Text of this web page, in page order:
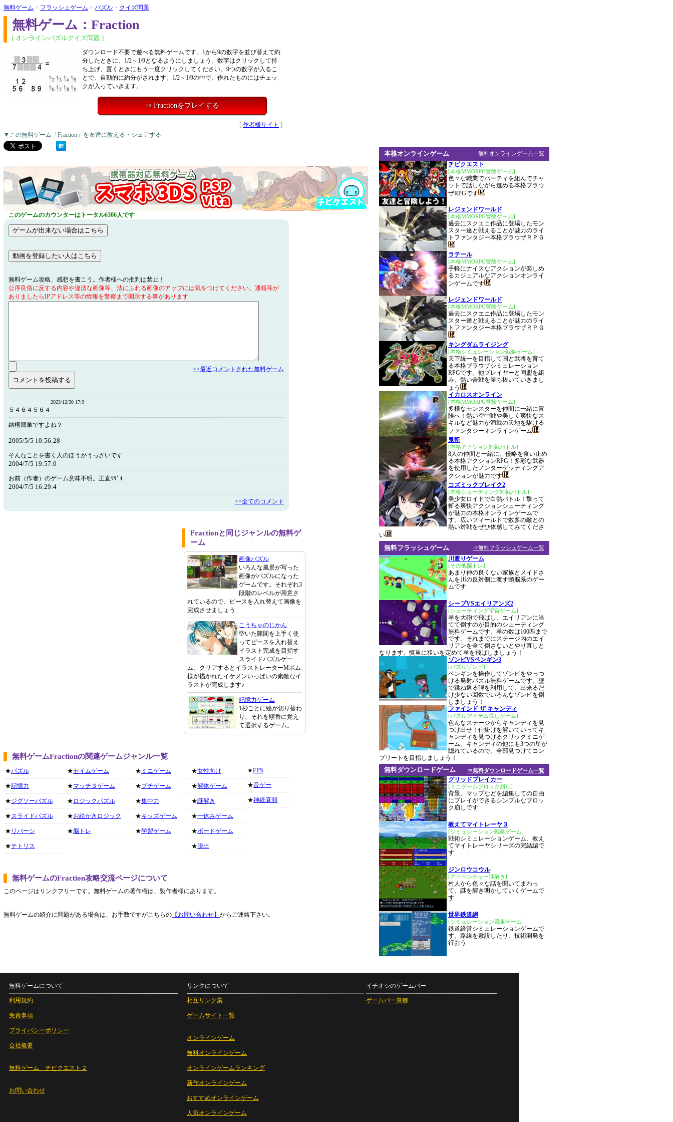
無料ゲーム > フラッシュゲーム > パズル > クイズ問題
無料ゲーム：Fraction
[ オンラインパズルクイズ問題 ]
ダウンロード不要で遊べる無料ゲームです。1から9の数字を並び替えて約
分したときに、1/2～1/9となるようにしましょう。数字はクリックして持
ち上げ、置くときにもう一度クリックしてください。9つの数字が入るこ
とで、自動的に約分がされます。1/2～1/9の中で、作れたものにはチェッ
クが入っていきます。
⇒ Fractionをプレイする
[ 作者様サイト ]
▼この無料ゲーム「Fraction」を友達に教える・シェアする
このゲームのカウンターはトータル6306人です
無料ゲーム攻略、感想を書こう。作者様への批判は禁止！
公序良俗に反する内容や違法な画像等、法にふれる画像のアップには気をつけてください。通報等が
ありましたらIPアドレス等の情報を警察まで開示する事があります
>>最近コメントされた無料ゲーム
2023/12/30 17:9
５４６４５６４
結構簡単ですよね？
2005/5/5 10:56:28
そんなことを書く人のほうがうっざいです
2004/7/5 19:57:0
お前（作者）のゲーム意味不明。正直ｳｻﾞｲ
2004/7/5 16:29:4
>>全てのコメント
Fractionと同じジャンルの無料ゲ
ーム
画像パズル
いろんな風景が写った
画像がパズルになった
ゲームです。それぞれ3
段階のレベルが用意さ
れているので、ピースを入れ替えて画像を
完成させましょう
こうちゃのじかん
空いた隙間を上手く使
ってピースを入れ替え
イラスト完成を目指す
スライドパズルゲー
ム。クリアするとイラストレーターMポム
様が描かれたイケメンいっぱいの素敵なイ
ラストが完成します♪
記憶力ゲーム
1秒ごとに絵が切り替わ
り、それを順番に覚え
て選択するゲーム。
無料ゲームFractionの関連ゲームジャンル一覧
★パズル
★記憶力
★ジグソーパズル
★スライドパズル
★ リバーシ
★テトリス
★セイムゲーム
★マッチ３ゲーム
★ ロジックパズル
★お絵かきロジック
★脳トレ
★ ミニゲーム
★プチゲーム
★集中力
★キッズゲーム
★学習ゲーム
★女性向け
★解体ゲーム
★謎解き
★一休みゲーム
★ボードゲーム
★ 脱出
★FPS
★音ゲー
★神経衰弱
無料ゲームのFraction攻略交流ページについて
このページはリンクフリーです。無料ゲームの著作権は、製作者様にあります。
無料ゲームの紹介に問題がある場合は、お手数ですがこちらの 【お問い合わせ】 からご連絡下さい。
無料オンラインゲーム一覧
本格オンラインゲーム
チビクエスト
[本格MMORPG冒険ゲーム]
色々な職業でパーティを組んでチャ
ットで話しながら進める本格ブラウ
ザRPGです
レジェンドワールド
[本格MMORPG冒険ゲーム]
過去にスクエニ作品に登場したモン
スター達と戦えることが魅力のライ
トファンタジー本格ブラウザＲＰＧ
ラテール
[本格MMORPG冒険ゲーム]
手軽にナイスなアクションが楽しめ
るカジュアルなアクションオンライ
ンゲームです
レジェンドワールド
[本格MMORPG冒険ゲーム]
過去にスクエニ作品に登場したモン
スター達と戦えることが魅力のライ
トファンタジー本格ブラウザＲＰＧ
キングダムライジング
[本格シミュレーション戦略ゲーム]
天下統一を目指して国と武将を育て
る本格ブラウザシミュレーション
RPGです。他プレイヤーと同盟を組
み、熱い合戦を勝ち抜いていきまし
ょう
イカロスオンライン
[本格MMORPG冒険ゲーム]
多様なモンスターを仲間に一緒に冒
険へ！熱い空中戦や美しく爽快なス
キルなど魅力が満載の天地を駆ける
ファンタジーオンラインゲーム
鬼斬
[本格アクション対戦バトル]
8人の仲間と一緒に、侵略を食い止め
る本格アクションRPG！多彩な武器
を使用したノンターゲッティングア
クションが魅力です
コズミックブレイク2
[本格シューティング対戦バトル]
美少女ロイドで白熱バトル！撃って
斬る爽快アクションシューティング
が魅力の本格オンラインゲームで
す。広いフィールドで数多の敵との
熱い対戦をぜひ体感してみてくださ
い
⇒無料フラッシュゲーム一覧
無料フラッシュゲーム
川渡りゲーム
[その他脳トレ]
あまり仲の良くない家族とメイドさ
んを川の反対側に渡す頭脳系のゲー
ムです
シープVSエイリアンズ2
[シューティング宇宙ゲーム]
羊を大砲で飛ばし、エイリアンに当
てて倒すのが目的のシューティング
無料ゲームです。羊の数は100匹まで
です。それまでにステージ内のエイ
リアンを全て倒さないとやり直しと
なります。慎重に狙いを定めて羊を飛ばしましょう！
ゾンビVSペンギン3
[パズルゾンビ]
ペンギンを操作してゾンビをやっつ
ける発射パズル無料ゲームです。壁
で跳ね返る弾を利用して、出来るだ
け少ない回数でいろんなゾンビを倒
しましょう！
ファインド ザ キャンディ
[パズルアイテム探しゲーム]
色んなステージからキャンディを見
つけ出せ！仕掛けを解いていってキ
ャンディを見つけるクリックミニゲ
ーム。キャンディの他にも3つの星が
隠れているので、全部見つけてコン
プリートを目指しましょう！
⇒無料ダウンロードゲーム一覧
無料ダウンロードゲーム
グリッドブレイカー
[ミニゲームブロック崩し]
背景、マップなどを編集しての自由
にプレイができるシンプルなブロッ
ク崩しです
教えてマイトレーヤ３
[シミュレーション戦略ゲーム]
戦術シミュレーションゲーム、教え
てマイトレーヤシリーズの完結編で
す
ジンロウコウル
[アドベンチャー謎解き]
村人から色々な話を聞いてまわっ
て、謎を解き明かしていくゲームで
す
世界鉄道網
[シミュレーション電車ゲーム]
鉄道経営シミュレーションゲームで
す。路線を敷設したり、技術開発を
行おう
無料ゲームについて
利用規約
免責事項
プライバシーポリシー
会社概要
無料ゲーム チビクエスト２
お問い合わせ
リンクについて
相互リンク集
ゲームサイト一覧
オンラインゲーム
無料オンラインゲーム
オンラインゲームランキング
新作オンラインゲーム
おすすめオンラインゲーム
人気オンラインゲーム
イチオシのゲームバー
ゲームバー京都